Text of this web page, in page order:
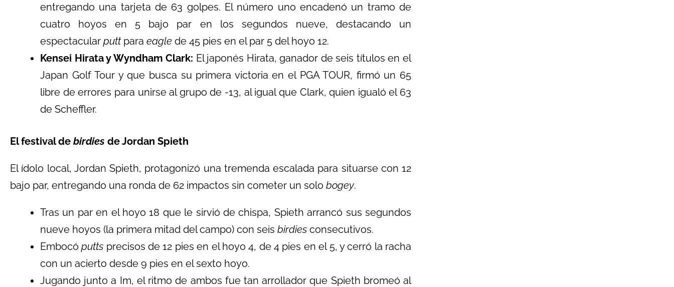
entregando una tarjeta de 63 golpes. El número uno encadenó un tramo de
cuatro hoyos en 5 bajo par en los segundos nueve, destacando un
espectacular puttpara eagle de 45 pies en el par 5 del hoyo 12.
Kensei Hirata y Wyndham Clark: El japonés Hirata, ganador de seis títulos en el
Japan Golf Tour y que busca su primera victoria en el PGA TOUR, firmó un 65
libre de errores para unirse al grupo de -13, al igual que Clark, quien igualó el 63
de Scheffler.
El festival de birdies de Jordan Spieth
El ídolo local, Jordan Spieth, protagonizó una tremenda escalada para situarse con 12
bajo par, entregando una ronda de 62 impactos sin cometer un solo bogey.
Tras un par en el hoyo 18 que le sirvió de chispa, Spieth arrancó sus segundos
nueve hoyos (la primera mitad del campo) con seis birdies consecutivos.
Embocóputts precisos de 12 pies en el hoyo 4, de 4 pies en el 5, y cerró la racha
con un acierto desde 9 pies en el sexto hoyo.
Jugando junto a Im, el ritmo de ambos fue tan arrollador que Spieth bromeó al